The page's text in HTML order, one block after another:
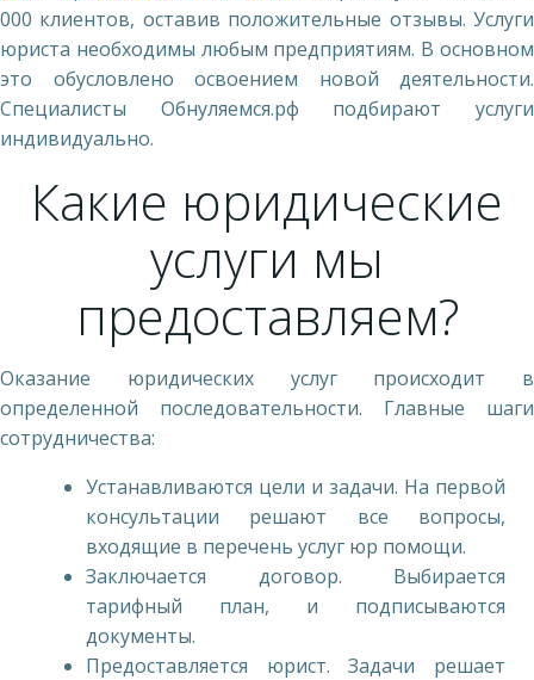
000 клиентов, оставив положительные отзывы. Услуги
юриста необходимы любым предприятиям. В основном
это обусловлено освоением новой деятельности.
Специалисты Обнуляемся.рф подбирают услуги
индивидуально.
Какие юридические
услуги мы
предоставляем?
Оказание юридических услуг происходит в
определенной последовательности. Главные шаги
сотрудничества:
Устанавливаются цели и задачи. На первой
консультации решают все вопросы,
входящие в перечень услуг юр помощи.
Заключается договор. Выбирается
тарифный план, и подписываются
документы.
Предоставляется юрист. Задачи решает